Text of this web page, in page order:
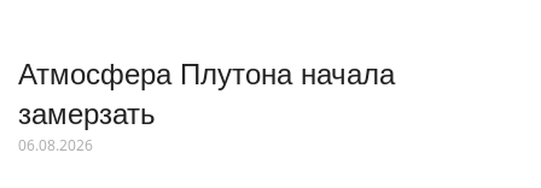
Атмосфера Плутона начала
замерзать
06.08.2026